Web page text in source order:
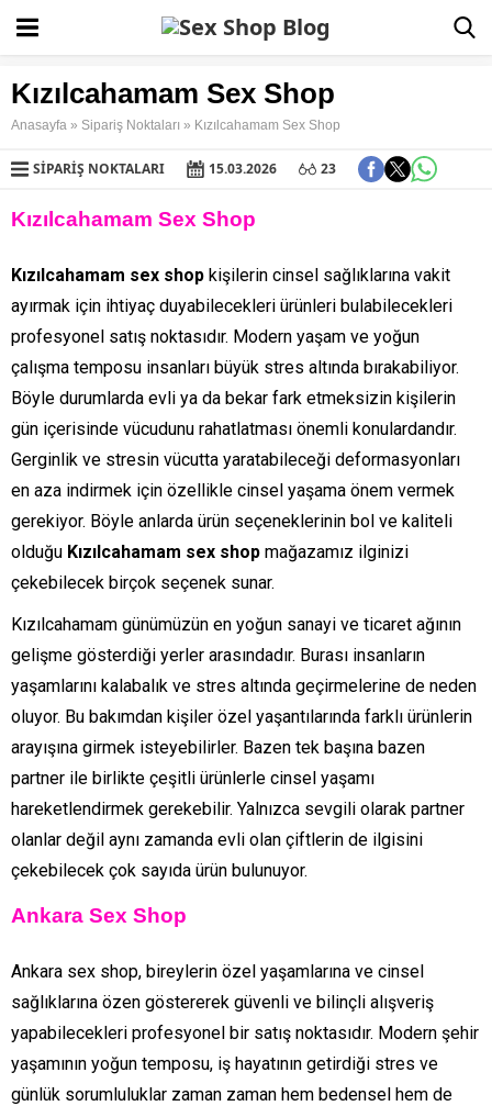
Kızılcahamam Sex Shop
Anasayfa » Sipariş Noktaları » Kızılcahamam Sex Shop
SIPARIŞ NOKTALARI 15.03.2026 23
Kızılcahamam Sex Shop
Kızılcahamam sex shop kişilerin cinsel sağlıklarına vakit
ayırmak için ihtiyaç duyabilecekleri ürünleri bulabilecekleri
profesyonel satış noktasıdır. Modern yaşam ve yoğun
çalışma temposu insanları büyük stres altında bırakabiliyor.
Böyle durumlarda evli ya da bekar fark etmeksizin kişilerin
gün içerisinde vücudunu rahatlatması önemli konulardandır.
Gerginlik ve stresin vücutta yaratabileceği deformasyonları
en aza indirmek için özellikle cinsel yaşama önem vermek
gerekiyor. Böyle anlarda ürün seçeneklerinin bol ve kaliteli
olduğu Kızılcahamam sex shop mağazamız ilginizi
çekebilecek birçok seçenek sunar.
Kızılcahamam günümüzün en yoğun sanayi ve ticaret ağının
gelişme gösterdiği yerler arasındadır. Burası insanların
yaşamlarını kalabalık ve stres altında geçirmelerine de neden
oluyor. Bu bakımdan kişiler özel yaşantılarında farklı ürünlerin
arayışına girmek isteyebilirler. Bazen tek başına bazen
partner ile birlikte çeşitli ürünlerle cinsel yaşamı
hareketlendirmek gerekebilir. Yalnızca sevgili olarak partner
olanlar değil aynı zamanda evli olan çiftlerin de ilgisini
çekebilecek çok sayıda ürün bulunuyor.
Ankara Sex Shop
Ankara sex shop, bireylerin özel yaşamlarına ve cinsel
sağlıklarına özen göstererek güvenli ve bilinçli alışveriş
yapabilecekleri profesyonel bir satış noktasıdır. Modern şehir
yaşamının yoğun temposu, iş hayatının getirdiği stres ve
günlük sorumluluklar zaman zaman hem bedensel hem de